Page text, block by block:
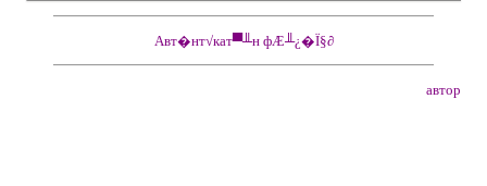
Авт�нт√кат▀╨н фÆ╨¿�Ï§∂
автор